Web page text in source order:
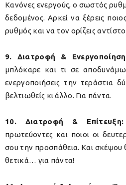
Κανόνες ενεργούς, ο σωστός
δεδομένος. Αρκεί να ξέρεις
ρυθμός και να τον ορίζεις
9. Διατροφή &
μπλόκαρε και τι σε
ενεργοποιήσεις την τεράστια
βελτιωθείς κι άλλο. Για πάντα.
10. Διατροφή & Επίτευξη:
πρωτεύοντες και ποιοι οι
σου την προσπάθεια. Και σκέψου
θετικά… για πάντα!